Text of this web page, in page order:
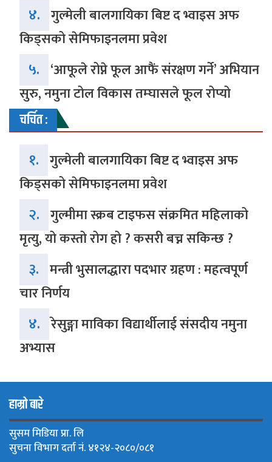
४. गुल्मेली बालगायिका बिष्ट द भ्वाइस अफ
किड्सको सेमिफाइनलमा प्रवेश
५. ‘आफूले रोप्ने फूल आफैं संरक्षण गर्ने’ अभियान
सुरु, नमुना टोल विकास तम्घासले फूल रोप्यो
चर्चित :
१. गुल्मेली बालगायिका बिष्ट द भ्वाइस अफ
किड्सको सेमिफाइनलमा प्रवेश
२. गुल्मीमा स्क्रब टाइफस संक्रमित महिलाको
मृत्यु, यो कस्तो रोग हो ? कसरी बच्न सकिन्छ ?
३. मन्त्री भुसालद्धारा पदभार ग्रहण : महत्वपूर्ण
चार निर्णय
४. रेसुङ्गा माविका विद्यार्थीलाई संसदीय नमुना
अभ्यास
हाम्रो बारे
सुसम मिडिया प्रा. लि
सुचना विभाग दर्ता नं. ४१२४-२०८०/०८१